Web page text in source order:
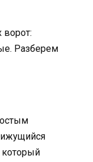
ворот:
Разберем
который